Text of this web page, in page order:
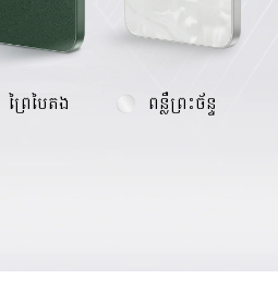
ព្រៃបៃតង ពន្លឺព្រះច័ន្ទ